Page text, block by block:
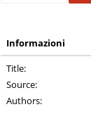
Informazioni
Title:
Source:
Authors: